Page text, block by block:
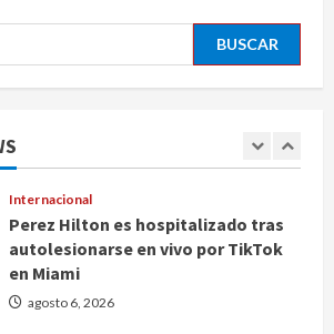
Internacional
Perez Hilton es hospitalizado tras
autolesionarse en vivo por TikTok
en Miami
agosto 6, 2026